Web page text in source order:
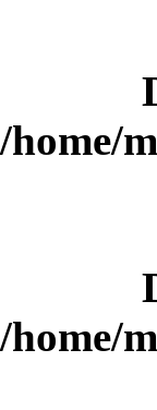
/home/
/home/